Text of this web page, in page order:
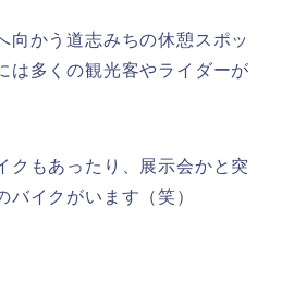
向かう道志みちの休憩スポッ
は多くの観光客やライダーが
クもあったり、展示会かと突
バイクがいます（笑）